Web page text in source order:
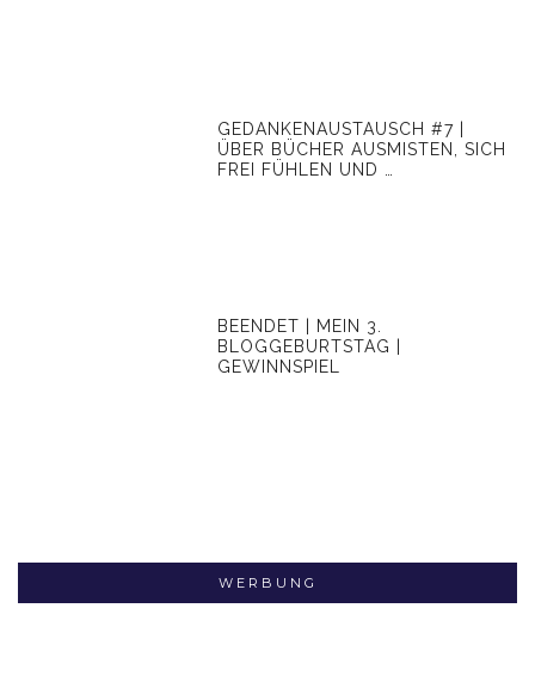
GEDANKENAUSTAUSCH #7 |
ÜBER BÜCHER AUSMISTEN, SICH
FREI FÜHLEN UND …
BEENDET | MEIN 3.
BLOGGEBURTSTAG |
GEWINNSPIEL
WERBUNG